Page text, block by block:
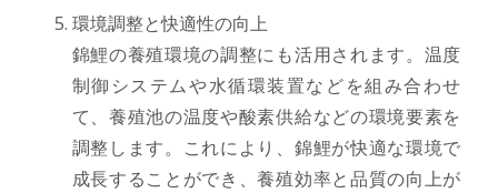
環境調整と快適性の向上
錦鯉の養殖環境の調整にも活用されます。温度
制御システムや水循環装置などを組み合わせ
て、養殖池の温度や酸素供給などの環境要素を
調整します。これにより、錦鯉が快適な環境で
成長することができ、養殖効率と品質の向上が